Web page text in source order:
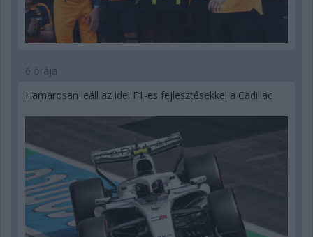
6 órája
Hamarosan leáll az idei F1-es fejlesztésekkel a Cadillac